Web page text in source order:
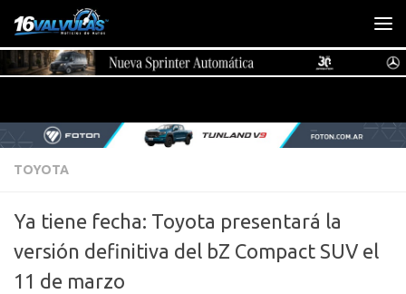
Saltar al contenido
TOYOTA
Ya tiene fecha: Toyota presentará la
versión definitiva del bZ Compact SUV el
11 de marzo